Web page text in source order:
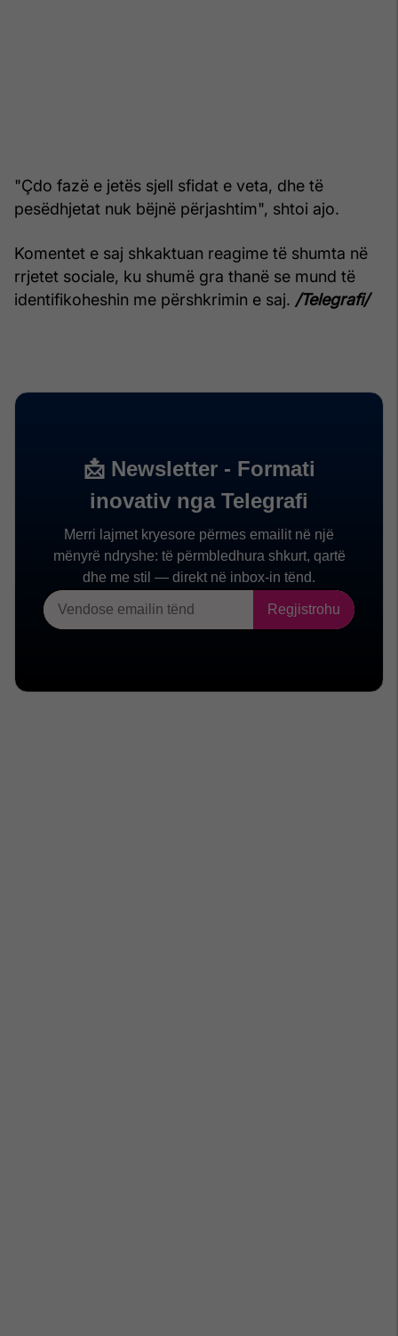
"Çdo fazë e jetës sjell sfidat e veta, dhe të
pesëdhjetat nuk bëjnë përjashtim", shtoi ajo.
Komentet e saj shkaktuan reagime të shumta në
rrjetet sociale, ku shumë gra thanë se mund të
identifikoheshin me përshkrimin e saj. /Telegrafi/